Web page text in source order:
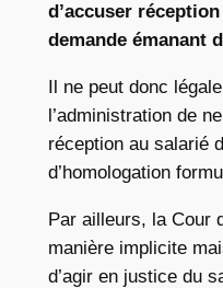
d’accuser
demande émanant
Il ne peut donc
l’administration de
réception au salarié
d’homologation
Par ailleurs, la Cour
manière implicite
d’agir en justice du